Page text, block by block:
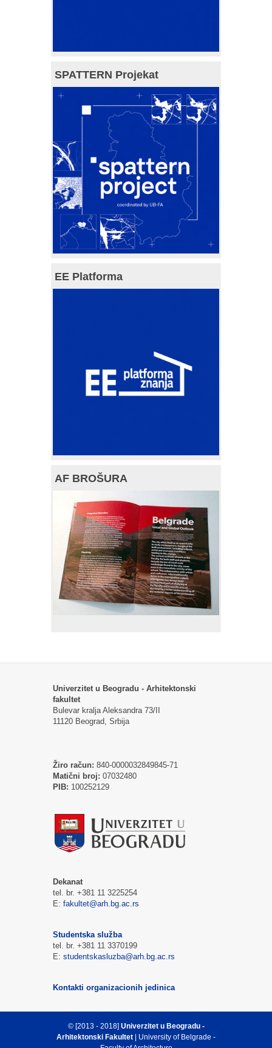
SPATTERN Projekat
EE Platforma
AF BROŠURA
Univerzitet u Beogradu - Arhitektonski
fakultet
Bulevar kralja Aleksandra 73/II
11120 Beograd, Srbija
Žiro račun: 840-0000032849845-71
Matični broj: 07032480
PIB: 100252129
Dekanat
tel. br. +381 11 3225254
E: fakultet@arh.bg.ac.rs
Studentska služba
tel. br. +381 11 3370199
E: studentskasluzba@arh.bg.ac.rs
Kontakti organizacionih jedinica
© [2013 - 2018] Univerzitet u Beogradu -
Arhitektonski Fakultet | University of Belgrade -